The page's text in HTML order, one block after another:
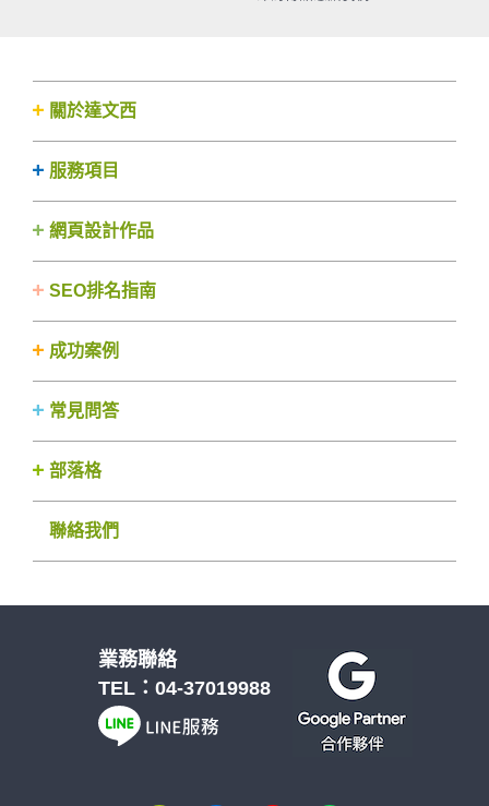
關於達文西
服務項目
網頁設計作品
SEO排名指南
成功案例
常見問答
部落格
聯絡我們
業務聯絡
TEL： 04-37019988